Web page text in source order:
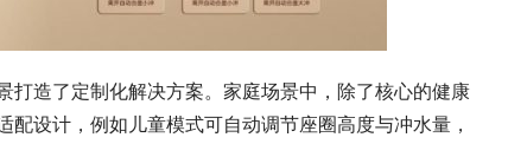
造了定制化解决方案。家庭场景中，除了核心的健康
设计，例如儿童模式可自动调节座圈高度与冲水量，